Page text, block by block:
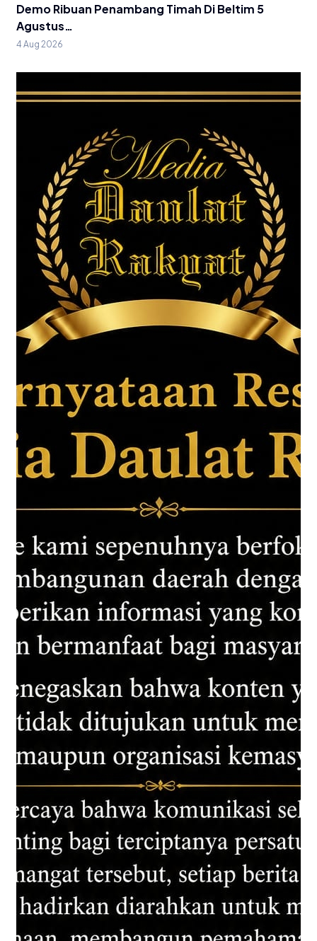
Demo Ribuan Penambang Timah Di Beltim 5
Agustus…
4 Aug 2026